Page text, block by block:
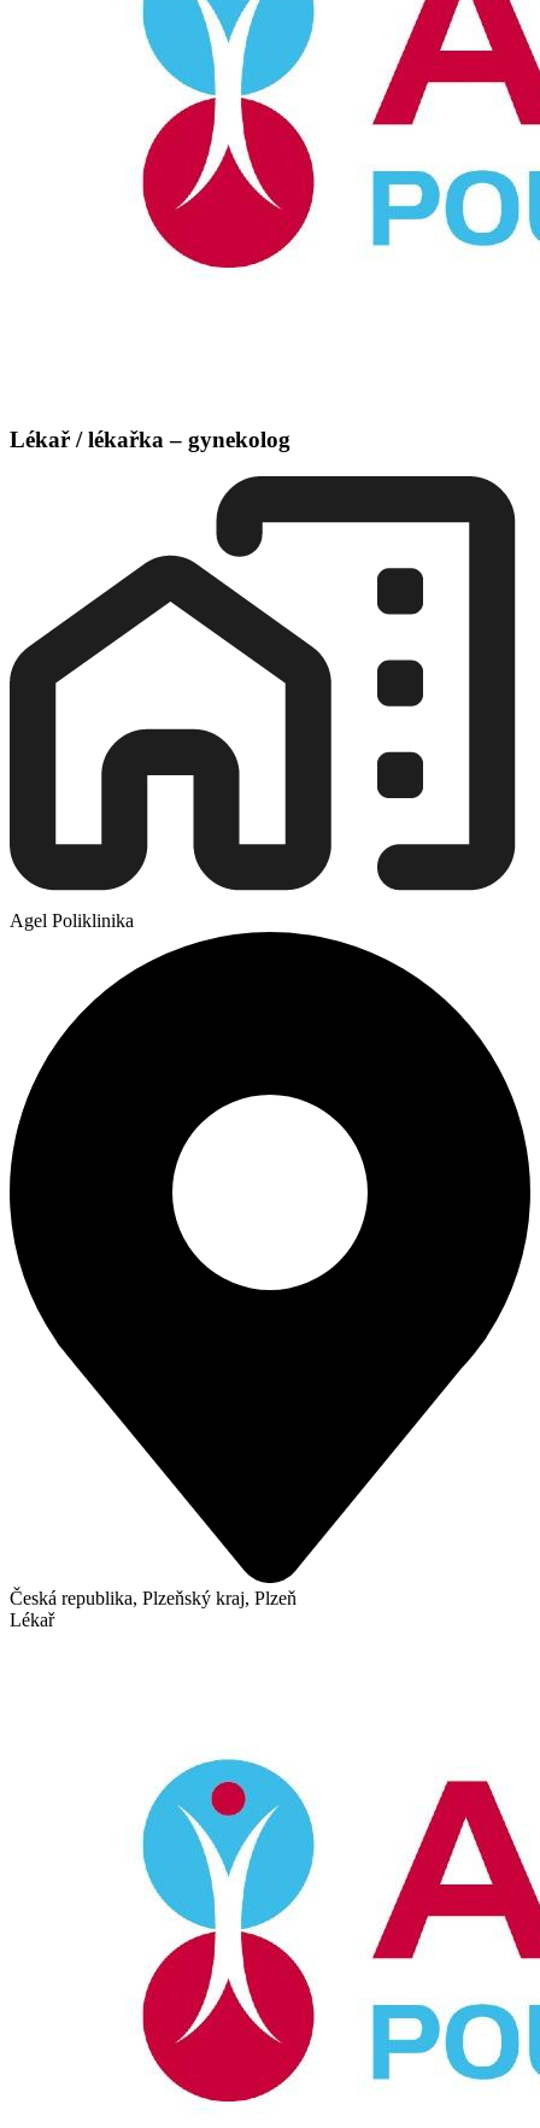
Lékař / lékařka – gynekolog
Agel Poliklinika
Česká republika, Plzeňský kraj, Plzeň
Lékař